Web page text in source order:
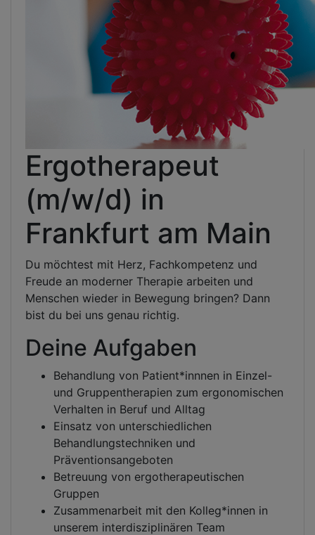
Ergotherapeut
(m/w/d) in
Frankfurt am Main
Du möchtest mit Herz, Fachkompetenz und
Freude an moderner Therapie arbeiten und
Menschen wieder in Bewegung bringen? Dann
bist du bei uns genau richtig.
Deine Aufgaben
Behandlung von Patient*innnen in Einzel-
und Gruppentherapien zum ergonomischen
Verhalten in Beruf und Alltag
Einsatz von unterschiedlichen
Behandlungstechniken und
Präventionsangeboten
Betreuung von ergotherapeutischen
Gruppen
Zusammenarbeit mit den Kolleg*innen in
unserem interdisziplinären Team